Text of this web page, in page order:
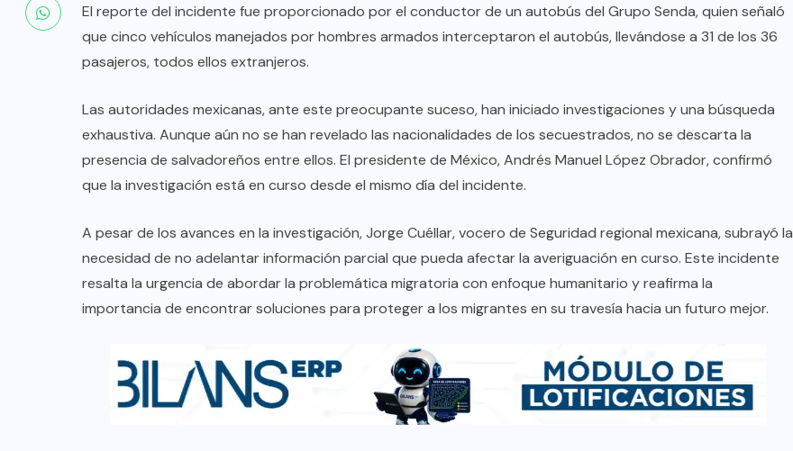
El reporte del incidente fue proporcionado por el conductor de un autobús del Grupo Senda, quien señaló
que cinco vehículos manejados por hombres armados interceptaron el autobús, llevándose a 31 de los 36
pasajeros, todos ellos extranjeros.
Las autoridades mexicanas, ante este preocupante suceso, han iniciado investigaciones y una búsqueda
exhaustiva. Aunque aún no se han revelado las nacionalidades de los secuestrados, no se descarta la
presencia de salvadoreños entre ellos. El presidente de México, Andrés Manuel López Obrador, confirmó
que la investigación está en curso desde el mismo día del incidente.
A pesar de los avances en la investigación, Jorge Cuéllar, vocero de Seguridad regional mexicana, subrayó la
necesidad de no adelantar información parcial que pueda afectar la averiguación en curso. Este incidente
resalta la urgencia de abordar la problemática migratoria con enfoque humanitario y reafirma la
importancia de encontrar soluciones para proteger a los migrantes en su travesía hacia un futuro mejor.